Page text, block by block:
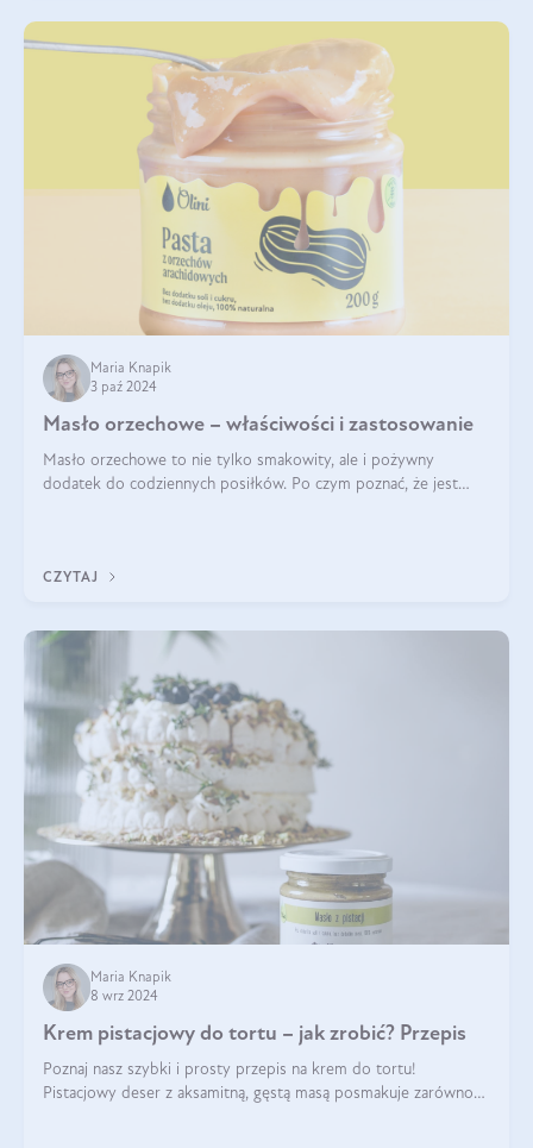
Maria Knapik
3 paź 2024
Masło orzechowe – właściwości i zastosowanie
Masło orzechowe to nie tylko smakowity, ale i pożywny
dodatek do codziennych posiłków. Po czym poznać, że jest
CZYTAJ
Maria Knapik
8 wrz 2024
Krem pistacjowy do tortu – jak zrobić? Przepis
Poznaj nasz szybki i prosty przepis na krem do tortu!
Pistacjowy deser z aksamitną, gęstą masą posmakuje zarówno